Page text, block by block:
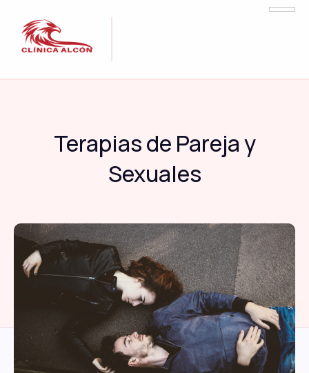
Terapias de Pareja y
Sexuales